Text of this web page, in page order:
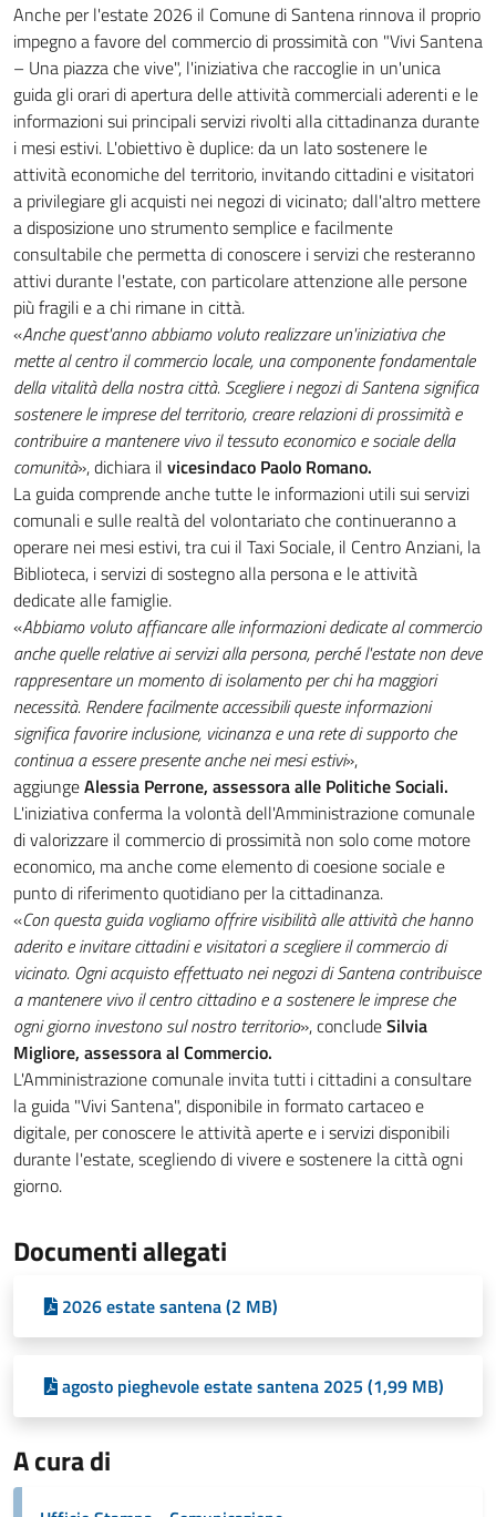
Anche per l'estate 2026 il Comune di Santena rinnova il proprio
impegno a favore del commercio di prossimità con "Vivi Santena
– Una piazza che vive", l'iniziativa che raccoglie in un'unica
guida gli orari di apertura delle attività commerciali aderenti e le
informazioni sui principali servizi rivolti alla cittadinanza durante
i mesi estivi. L'obiettivo è duplice: da un lato sostenere le
attività economiche del territorio, invitando cittadini e visitatori
a privilegiare gli acquisti nei negozi di vicinato; dall'altro mettere
a disposizione uno strumento semplice e facilmente
consultabile che permetta di conoscere i servizi che resteranno
attivi durante l'estate, con particolare attenzione alle persone
più fragili e a chi rimane in città.
«Anche quest'anno abbiamo voluto realizzare un'iniziativa che
mette al centro il commercio locale, una componente fondamentale
della vitalità della nostra città. Scegliere i negozi di Santena significa
sostenere le imprese del territorio, creare relazioni di prossimità e
contribuire a mantenere vivo il tessuto economico e sociale della
comunità», dichiara il vicesindaco Paolo Romano.
La guida comprende anche tutte le informazioni utili sui servizi
comunali e sulle realtà del volontariato che continueranno a
operare nei mesi estivi, tra cui il Taxi Sociale, il Centro Anziani, la
Biblioteca, i servizi di sostegno alla persona e le attività
dedicate alle famiglie.
«Abbiamo voluto affiancare alle informazioni dedicate al commercio
anche quelle relative ai servizi alla persona, perché l'estate non deve
rappresentare un momento di isolamento per chi ha maggiori
necessità. Rendere facilmente accessibili queste informazioni
significa favorire inclusione, vicinanza e una rete di supporto che
continua a essere presente anche nei mesi estivi»,
aggiungeAlessia Perrone, assessora alle Politiche Sociali.
L'iniziativa conferma la volontà dell'Amministrazione comunale
di valorizzare il commercio di prossimità non solo come motore
economico, ma anche come elemento di coesione sociale e
punto di riferimento quotidiano per la cittadinanza.
«Con questa guida vogliamo offrire visibilità alle attività che hanno
aderito e invitare cittadini e visitatori a scegliere il commercio di
vicinato. Ogni acquisto effettuato nei negozi di Santena contribuisce
a mantenere vivo il centro cittadino e a sostenere le imprese che
ogni giorno investono sul nostro territorio», concludeSilvia
Migliore, assessora al Commercio.
L'Amministrazione comunale invita tutti i cittadini a consultare
la guida "Vivi Santena", disponibile in formato cartaceo e
digitale, per conoscere le attività aperte e i servizi disponibili
durante l'estate, scegliendo di vivere e sostenere la città ogni
giorno.
Documenti allegati
2026 estate santena (2 MB)
agosto pieghevole estate santena 2025 (1,99 MB)
A cura di